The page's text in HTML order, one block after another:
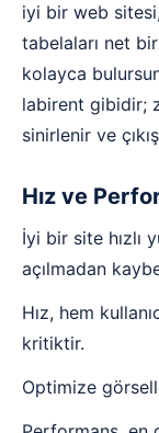
iyi bir web
tabelaları net bir
kolayca
labirent gibidir;
sinirlenir ve
Hız ve
İyi bir site hızlı
açılmadan
Hız, hem
kritiktir.
Optimize